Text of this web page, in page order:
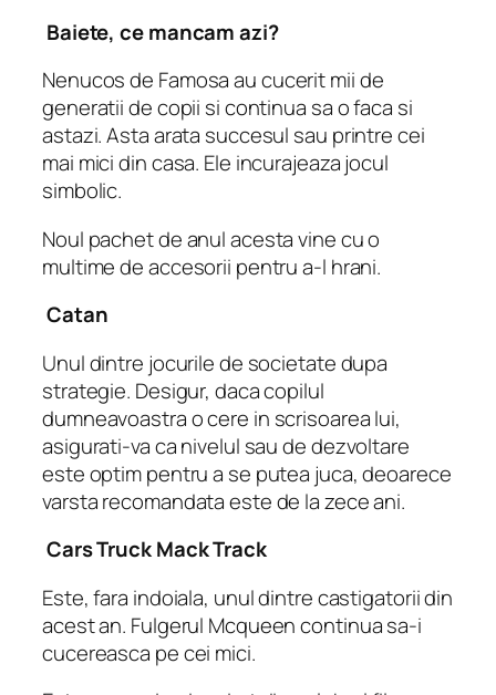
Baiete, ce mancam azi?
Nenucos de Famosa au cucerit mii de
generatii de copii si continua sa o faca si
astazi. Asta arata succesul sau printre cei
mai mici din casa. Ele incurajeaza jocul
simbolic.
Noul pachet de anul acesta vine cu o
multime de accesorii pentru a-l hrani.
Catan
Unul dintre jocurile de societate dupa
strategie. Desigur, daca copilul
dumneavoastra o cere in scrisoarea lui,
asigurati-va ca nivelul sau de dezvoltare
este optim pentru a se putea juca, deoarece
varsta recomandata este de la zece ani.
Cars Truck Mack Track
Este, fara indoiala, unul dintre castigatorii din
acest an. Fulgerul Mcqueen continua sa-i
cucereasca pe cei mici.